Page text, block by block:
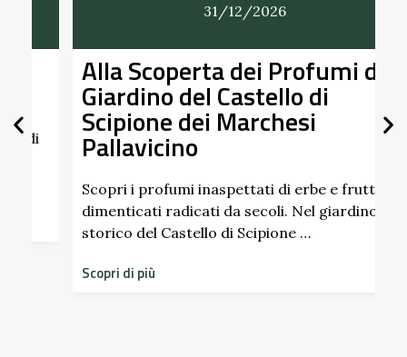
31/12/2026
Alla Scoperta dei Profumi del
Giardino del Castello di
Scipione dei Marchesi
Pallavicino
Scopri i profumi inaspettati di erbe e frutti
dimenticati radicati da secoli. Nel giardino
storico del Castello di Scipione …
Scopri di più